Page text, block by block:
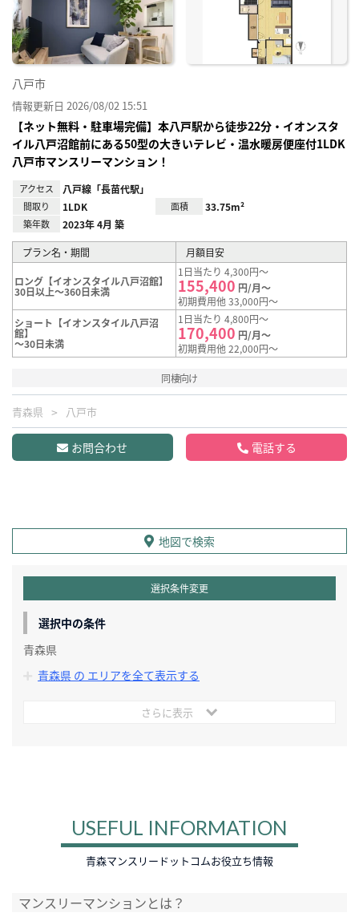
八戸市
情報更新日 2026/08/02 15:51
【ネット無料・駐車場完備】本八戸駅から徒歩22分・イオンスタ
イル八戸沼館前にある50型の大きいテレビ・温水暖房便座付1LDK
八戸市マンスリーマンション！
アクセス 八戸線「長苗代駅」
間取り 1LDK 面積 33.75m²
築年数 2023年 4月 築
プラン名・期間 月額目安
ロング【イオンスタイル八戸沼館】
30日以上～360日未満
1日当たり 4,300円～
155,400 円/月～
初期費用他 33,000円～
ショート【イオンスタイル八戸沼
館】
～30日未満
1日当たり 4,800円～
170,400 円/月～
初期費用他 22,000円～
同棲向け
青森県 八戸市
お問合わせ 電話する
地図で検索
選択条件変更
選択中の条件
青森県
青森県 の エリアを全て表示する
さらに表示
USEFUL INFORMATION
青森マンスリードットコムお役立ち情報
マンスリーマンションとは？